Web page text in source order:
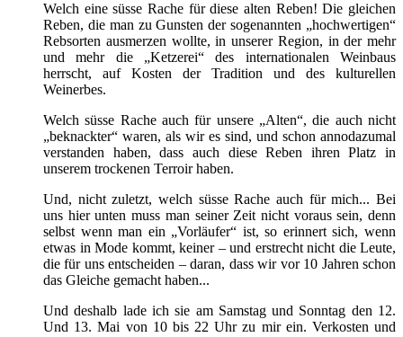
Welch eine süsse Rache für diese alten Reben! Die gleichen
Reben, die man zu Gunsten der sogenannten „hochwertigen“
Rebsorten ausmerzen wollte, in unserer Region, in der mehr
und mehr die „Ketzerei“ des internationalen Weinbaus
herrscht, auf Kosten der Tradition und des kulturellen
Weinerbes.
Welch süsse Rache auch für unsere „Alten“, die auch nicht
„beknackter“ waren, als wir es sind, und schon annodazumal
verstanden haben, dass auch diese Reben ihren Platz in
unserem trockenen Terroir haben.
Und, nicht zuletzt, welch süsse Rache auch für mich... Bei
uns hier unten muss man seiner Zeit nicht voraus sein, denn
selbst wenn man ein „Vorläufer“ ist, so erinnert sich, wenn
etwas in Mode kommt, keiner – und erstrecht nicht die Leute,
die für uns entscheiden – daran, dass wir vor 10 Jahren schon
das Gleiche gemacht haben...
Und deshalb lade ich sie am Samstag und Sonntag den 12.
Und 13. Mai von 10 bis 22 Uhr zu mir ein. Verkosten und